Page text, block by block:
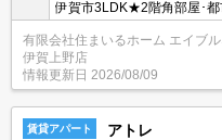
伊賀市3LDK★2階角部屋･都
有限会社住まいるホーム エイブ
伊賀上野店
情報更新日 2026/08/09
賃貸アパート アトレ